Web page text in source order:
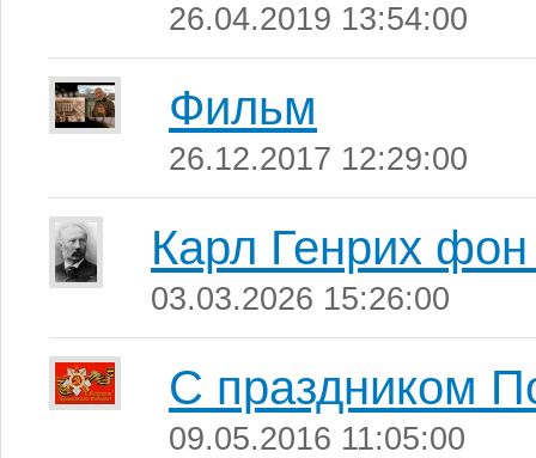
26.04.2019 13:54:00
Фильм
26.12.2017 12:29:00
Карл Генрих
03.03.2026 15:26:00
С праздником
09.05.2016 11:05:00